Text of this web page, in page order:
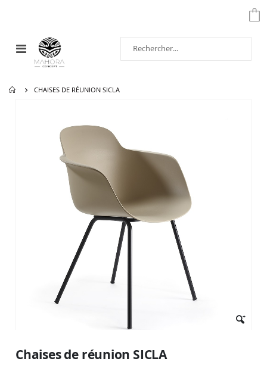
Affichage
navigation
CHAISES DE RÉUNION SICLA
début
Chaises de réunion SICLA